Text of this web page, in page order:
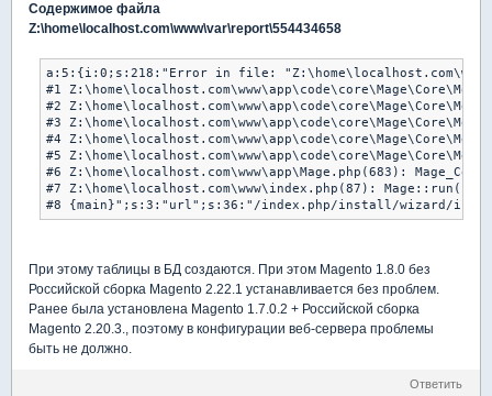
Содержимое файла
Z:\home\localhost.com\www\var\report\554434658
a:5:{i:0;s:218:"Error in file:
#1
#2
#3
#4
#5
#6 Z:\home\localhost.com\www\app\Mage.php(683):
#7 Z:\home\localhost.com\www\index.php(87):
При этому таблицы в БД создаются. При этом Magento 1.8.0 без
Российской сборка Magento 2.22.1 устанавливается без проблем.
Ранее была установлена Magento 1.7.0.2 + Российской сборка
Magento 2.20.3., поэтому в конфигурации веб-сервера проблемы
быть не должно.
Ответить